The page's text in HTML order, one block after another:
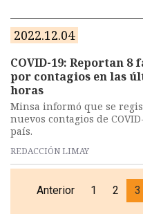
2022.12.04
COVID-19: Reportan 8
por contagios en las
horas
Minsa informó que se
nuevos contagios de
país.
REDACCIÓN LIMAY
Anterior 1 2 3